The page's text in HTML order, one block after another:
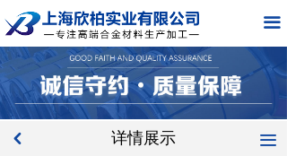
끀
网站首页
关于我们
产品中心
新闻中心
낒 끀
详情展示